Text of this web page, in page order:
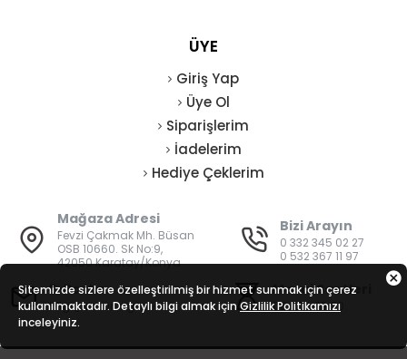
ÜYE
Giriş Yap
Üye Ol
Siparişlerim
İadelerim
Hediye Çeklerim
Mağaza Adresi
Fevzi Çakmak Mh. Büsan
OSB 10660. Sk No:9,
42050 Karatay/Konya
Bizi Arayın
0 332 345 02 27
0 532 367 11 97
E-Posta
bilgi@vatanisguvenligi.com
Mesai Saatleri
08:00 - 19:00
Sitemizde sizlere özelleştirilmiş bir hizmet sunmak için çerez
kullanılmaktadır. Detaylı bilgi almak için Gizlilik Politikamızı
inceleyiniz.